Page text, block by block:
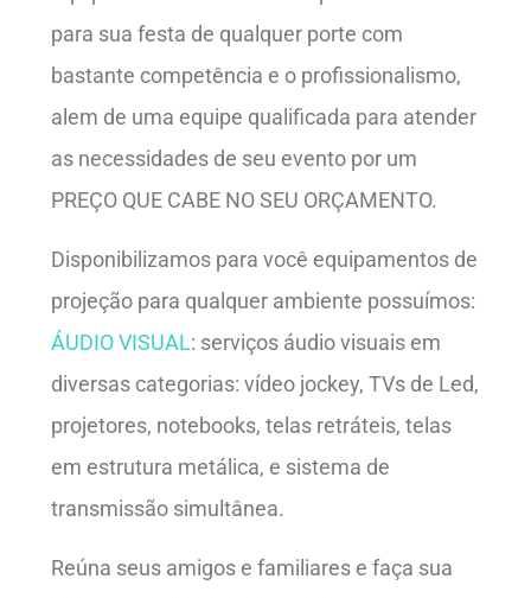
para sua festa de qualquer porte com
bastante competência e o profissionalismo,
alem de uma equipe qualificada para atender
as necessidades de seu evento por um
PREÇO QUE CABE NO SEU ORÇAMENTO.
Disponibilizamos para você equipamentos de
projeção para qualquer ambiente possuímos:
ÁUDIO VISUAL: serviços áudio visuais em
diversas categorias: vídeo jockey, TVs de Led,
projetores, notebooks, telas retráteis, telas
em estrutura metálica, e sistema de
transmissão simultânea.
Reúna seus amigos e familiares e faça sua